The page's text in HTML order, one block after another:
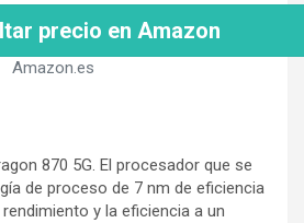
precio en Amazon
Amazon.es
870 5G. El procesador que se
de proceso de 7 nm de eficiencia
y la eficiencia a un